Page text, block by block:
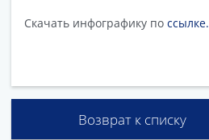
Скачать инфографику по ссылке.
Возврат к списку